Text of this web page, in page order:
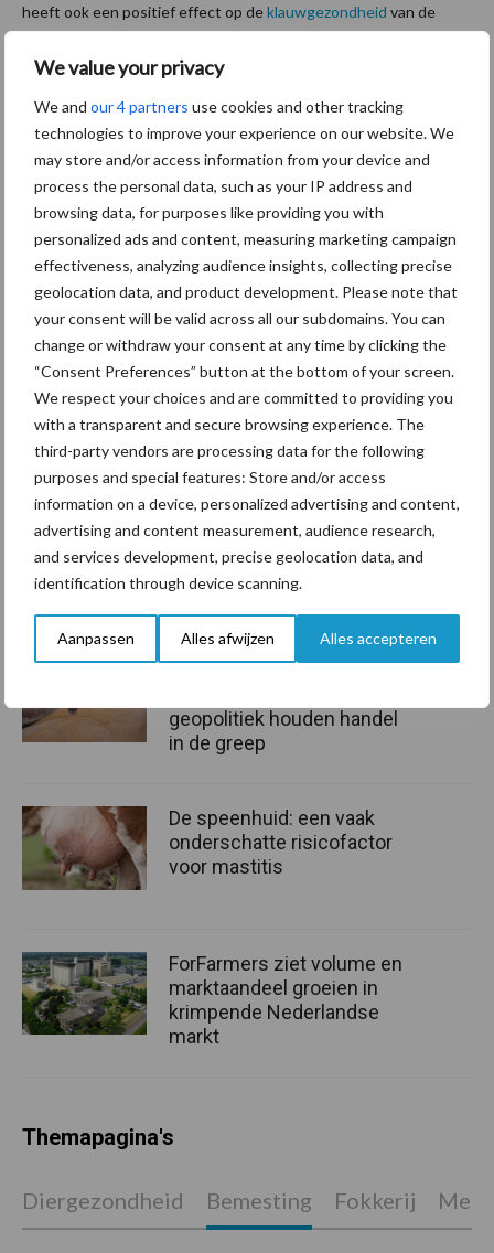
We value your privacy
We and our 4 partners use cookies and other tracking
technologies to improve your experience on our website. We
may store and/or access information from your device and
process the personal data, such as your IP address and
browsing data, for purposes like providing you with
personalized ads and content, measuring marketing campaign
effectiveness, analyzing audience insights, collecting precise
geolocation data, and product development. Please note that
your consent will be valid across all our subdomains. You can
change or withdraw your consent at any time by clicking the
“Consent Preferences” button at the bottom of your screen.
We respect your choices and are committed to providing you
with a transparent and secure browsing experience. The
third-party vendors are processing data for the following
purposes and special features: Store and/or access
information on a device, personalized advertising and content,
advertising and content measurement, audience research,
and services development, precise geolocation data, and
identification through device scanning.
Aanpassen Alles afwijzen Alles accepteren
heeft ook een positief effect op deklauwgezondheid van de
Positieve ervaringen met CowToilet
Over het algemeen zijn de ervaringen met het koegedrag rondom
het CowToilet positief. Naast een hoge hygiëne en goed welzijn
van de koe heeft het CowToilet een groot voordeel, namelijk dat
het een extra meststroom opbrengt. Pure koeienurine (rijk aan
kali en stikstof) die inzetbaar blijkt als kunstmestvervanger.
Kwekerijen zetten de urine nu al in als kunstmestvervanger,
hierdoor verduurzamen twee sectoren. De melkveehouder hoeft
minder/geenmestaf te voeren (en houd zijn organische stof en
fosfaat op zijn bedrijf) en de kweker gebruikt natuurlijke
meststoffen om de planten te bemesten in plaats van
synthetische meststoffen. Vraag en aanbod van koeienurine
wordt bijeen gebracht middels urinebank.nl.
Bron:Verantwoorde Veehouderij
Beeld:Hanskamp
Grondstoffenmarkt blijft
geopolitiek houden handel
in de greep
De speenhuid: een vaak
onderschatte risicofactor
voor mastitis
ForFarmers ziet volume en
marktaandeel groeien in
krimpende Nederlandse
markt
Themapagina's
Diergezondheid Bemesting Fokkerij